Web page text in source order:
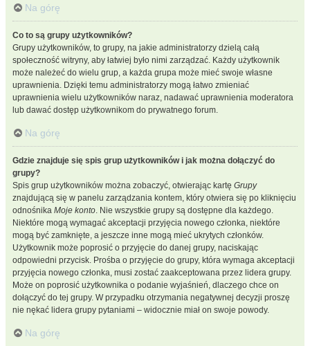
Na górę
Co to są grupy użytkowników?
Grupy użytkowników, to grupy, na jakie administratorzy dzielą całą
społeczność witryny, aby łatwiej było nimi zarządzać. Każdy użytkownik
może należeć do wielu grup, a każda grupa może mieć swoje własne
uprawnienia. Dzięki temu administratorzy mogą łatwo zmieniać
uprawnienia wielu użytkowników naraz, nadawać uprawnienia moderatora
lub dawać dostęp użytkownikom do prywatnego forum.
Na górę
Gdzie znajduje się spis grup użytkowników i jak można dołączyć do
grupy?
Spis grup użytkowników można zobaczyć, otwierając kartę Grupy
znajdującą się w panelu zarządzania kontem, który otwiera się po kliknięciu
odnośnika Moje konto. Nie wszystkie grupy są dostępne dla każdego.
Niektóre mogą wymagać akceptacji przyjęcia nowego członka, niektóre
mogą być zamknięte, a jeszcze inne mogą mieć ukrytych członków.
Użytkownik może poprosić o przyjęcie do danej grupy, naciskając
odpowiedni przycisk. Prośba o przyjęcie do grupy, która wymaga akceptacji
przyjęcia nowego członka, musi zostać zaakceptowana przez lidera grupy.
Może on poprosić użytkownika o podanie wyjaśnień, dlaczego chce on
dołączyć do tej grupy. W przypadku otrzymania negatywnej decyzji proszę
nie nękać lidera grupy pytaniami – widocznie miał on swoje powody.
Na górę